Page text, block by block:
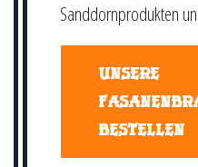
Sanddornprodukten
UNSERE
BESTELLEN